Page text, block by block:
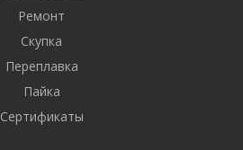
Ремонт
Скупка
Переплавка
Пайка
Сертификаты